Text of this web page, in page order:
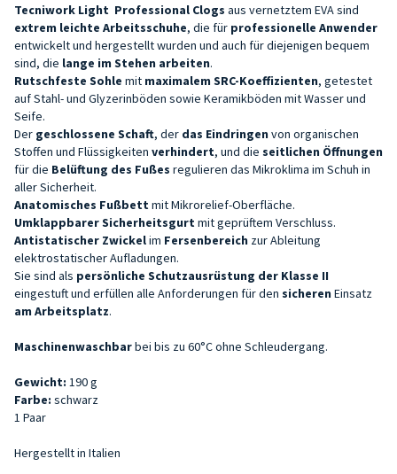
Tecniwork Light Professional Clogs aus vernetztem EVA sind
extrem leichte Arbeitsschuhe, die für professionelle Anwender
entwickelt und hergestellt wurden und auch für diejenigen bequem
sind, die lange im Stehen arbeiten.
Rutschfeste Sohle mit maximalem SRC-Koeffizienten, getestet
auf Stahl- und Glyzerinböden sowie Keramikböden mit Wasser und
Seife.
Der geschlossene Schaft, der das Eindringen von organischen
Stoffen und Flüssigkeiten verhindert, und die seitlichen Öffnungen
für die Belüftung des Fußes regulieren das Mikroklima im Schuh in
aller Sicherheit.
Anatomisches Fußbett mit Mikrorelief-Oberfläche.
Umklappbarer Sicherheitsgurt mit geprüftem Verschluss.
Antistatischer Zwickelim Fersenbereich zur Ableitung
elektrostatischer Aufladungen.
Sie sind als persönliche Schutzausrüstung der Klasse II
eingestuft und erfüllen alle Anforderungen für den sicheren Einsatz
am Arbeitsplatz.
Maschinenwaschbarbei bis zu 60°C ohne Schleudergang.
Gewicht: 190 g
Farbe: schwarz
1 Paar
Hergestellt in Italien